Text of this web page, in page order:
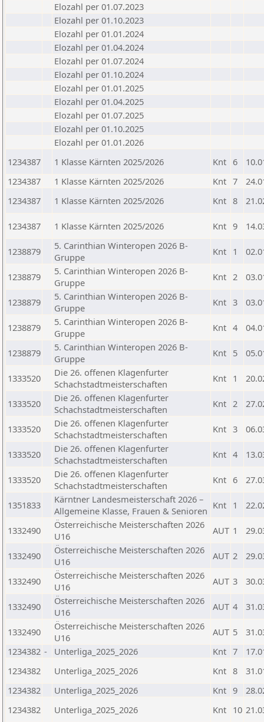
Elozahl per 01.07.2023
Elozahl per 01.10.2023
Elozahl per 01.01.2024
Elozahl per 01.04.2024
Elozahl per 01.07.2024
Elozahl per 01.10.2024
Elozahl per 01.01.2025
Elozahl per 01.04.2025
Elozahl per 01.07.2025
Elozahl per 01.10.2025
Elozahl per 01.01.2026
1234387
1 Klasse Kärnten 2025/2026 Knt 6
1234387
1 Klasse Kärnten 2025/2026 Knt 7
1234387
1 Klasse Kärnten 2025/2026 Knt 8
1234387 1 Klasse Kärnten 2025/2026 Knt 9
1238879
5. Carinthian Winteropen 2026 B-
Gruppe
Knt 1
1238879
5. Carinthian Winteropen 2026 B-
Gruppe
Knt 2
1238879
5. Carinthian Winteropen 2026 B-
Gruppe
Knt 3
1238879
5. Carinthian Winteropen 2026 B-
Gruppe
Knt 4
1238879
5. Carinthian Winteropen 2026 B-
Gruppe
Knt 5
1333520
Die 26. offenen Klagenfurter
Schachstadtmeisterschaften
Knt 1
1333520
Die 26. offenen Klagenfurter
Schachstadtmeisterschaften
Knt 2
1333520
Die 26. offenen Klagenfurter
Schachstadtmeisterschaften
Knt 3
1333520
Die 26. offenen Klagenfurter
Schachstadtmeisterschaften
Knt 4
1333520
Die 26. offenen Klagenfurter
Schachstadtmeisterschaften
Knt 6
1351833
Kärntner Landesmeisterschaft 2026 –
Allgemeine Klasse, Frauen & Senioren Knt 1
1332490
Österreichische Meisterschaften 2026
U16
AUT 1
1332490
Österreichische Meisterschaften 2026
U16
AUT 2
1332490
Österreichische Meisterschaften 2026
U16
AUT 3
1332490
Österreichische Meisterschaften 2026
U16
AUT 4
1332490
Österreichische Meisterschaften 2026
U16
AUT 5
1234382 - Unterliga_2025_2026 Knt 7
1234382
Unterliga_2025_2026 Knt 8
1234382
Unterliga_2025_2026 Knt 9
1234382
Unterliga_2025_2026 Knt 10